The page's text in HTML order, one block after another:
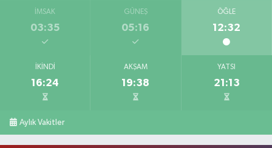
İMSAK
03:35
GÜNEŞ
05:16
ÖĞLE
12:32
İKINDI
16:24
AKŞAM
19:38
YATSI
21:13
Aylık Vakitler